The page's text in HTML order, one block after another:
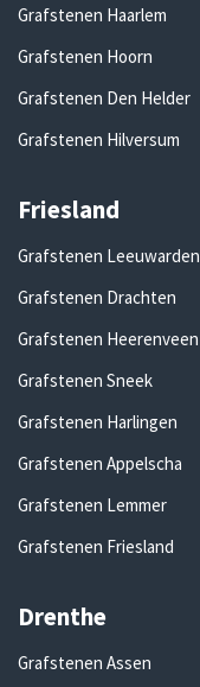
Grafstenen Haarlem
Grafstenen Hoorn
Grafstenen Den Helder
Grafstenen Hilversum
Friesland
Grafstenen Leeuwarden
Grafstenen Drachten
Grafstenen Heerenveen
Grafstenen Sneek
Grafstenen Harlingen
Grafstenen Appelscha
Grafstenen Lemmer
Grafstenen Friesland
Drenthe
Grafstenen Assen